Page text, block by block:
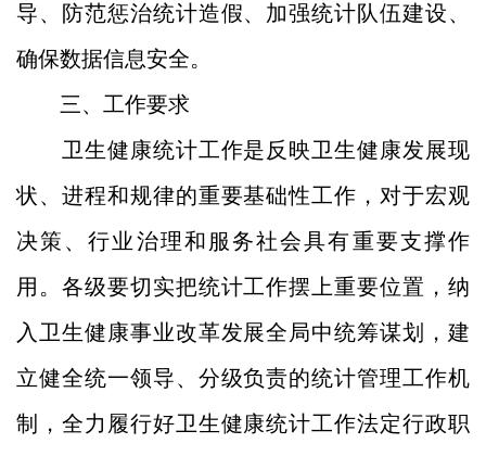
导、防范惩治统计造假、加强统计队伍建设、
确保数据信息安全。
三、工作要求
卫生健康统计工作是反映卫生健康发展现
状、进程和规律的重要基础性工作，对于宏观
决策、行业治理和服务社会具有重要支撑作
用。各级要切实把统计工作摆上重要位置，纳
入卫生健康事业改革发展全局中统筹谋划，建
立健全统一领导、分级负责的统计管理工作机
制，全力履行好卫生健康统计工作法定行政职